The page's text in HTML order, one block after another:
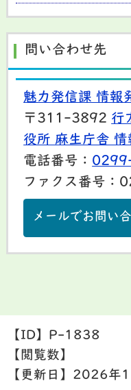
問い合わせ先
魅力発信課 情報
〒311-3892 行
役所 麻生庁舎 情
電話番号：
ファクス番号
メールでお問い
【ID】 P-1838
【閲覧数】
【更新日】 2026年1